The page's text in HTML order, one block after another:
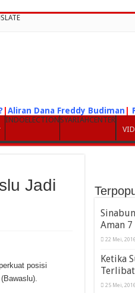
Aliran Dana Freddy Budiman
INDOELECTION SYARIAHCENTER
Jadi
posisi
Aman
22 Mei,
Ketika
Terlibat
25 Mei,